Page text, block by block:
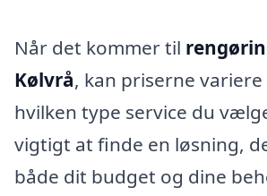
Når det kommer til
Kølvrå, kan priserne
hvilken type service du
vigtigt at finde en løsning,
både dit budget og dine